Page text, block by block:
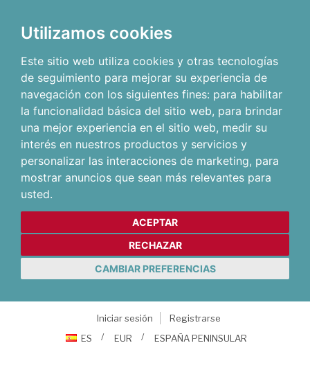
Utilizamos cookies
Este sitio web utiliza cookies y otras tecnologías
de seguimiento para mejorar su experiencia de
navegación con los siguientes fines: para habilitar
la funcionalidad básica del sitio web, para brindar
una mejor experiencia en el sitio web, medir su
interés en nuestros productos y servicios y
personalizar las interacciones de marketing, para
mostrar anuncios que sean más relevantes para
usted.
ACEPTAR
RECHAZAR
CAMBIAR PREFERENCIAS
Iniciar sesión
Registrarse
ES
EUR ESPAÑA PENINSULAR